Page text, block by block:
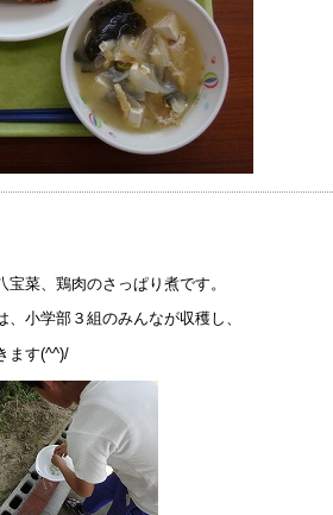
ます。
を掲載しました
て
知らせ
菜、鶏肉のさっぱり煮です。
小学部３組のみんなが収穫し、
ます(^^)/